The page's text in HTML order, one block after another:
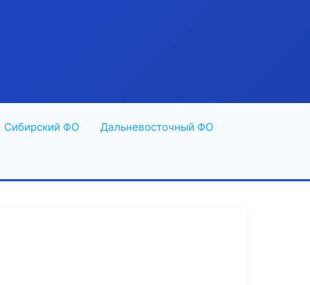
Сибирский ФО Дальневосточный ФО